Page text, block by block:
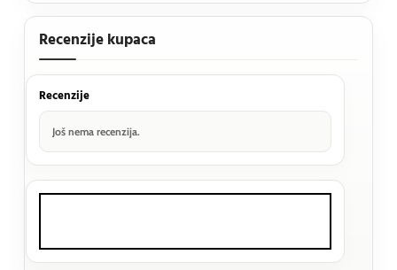
Recenzije kupaca
Recenzije
Još nema recenzija.